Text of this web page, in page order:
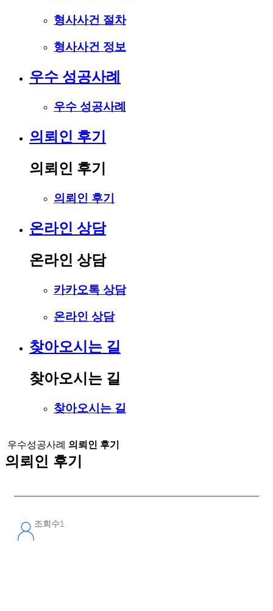
형사사건 절차
형사사건 정보
우수 성공사례
우수 성공사례
의뢰인 후기
의뢰인 후기
의뢰인 후기
온라인 상담
온라인 상담
카카오톡 상담
온라인 상담
찾아오시는 길
찾아오시는 길
찾아오시는 길
우수성공사례 의뢰인 후기
의뢰인 후기
조회수1